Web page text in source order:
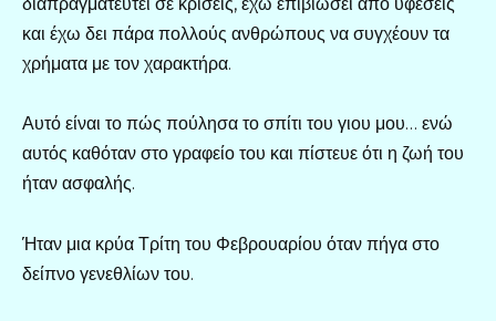
και έχω δει πάρα πολλούς ανθρώπους να συγχέουν τα
χρήματα με τον χαρακτήρα.
Αυτό είναι το πώς πούλησα το σπίτι του γιου μου… ενώ
αυτός καθόταν στο γραφείο του και πίστευε ότι η ζωή του
ήταν ασφαλής.
Ήταν μια κρύα Τρίτη του Φεβρουαρίου όταν πήγα στο
δείπνο γενεθλίων του.